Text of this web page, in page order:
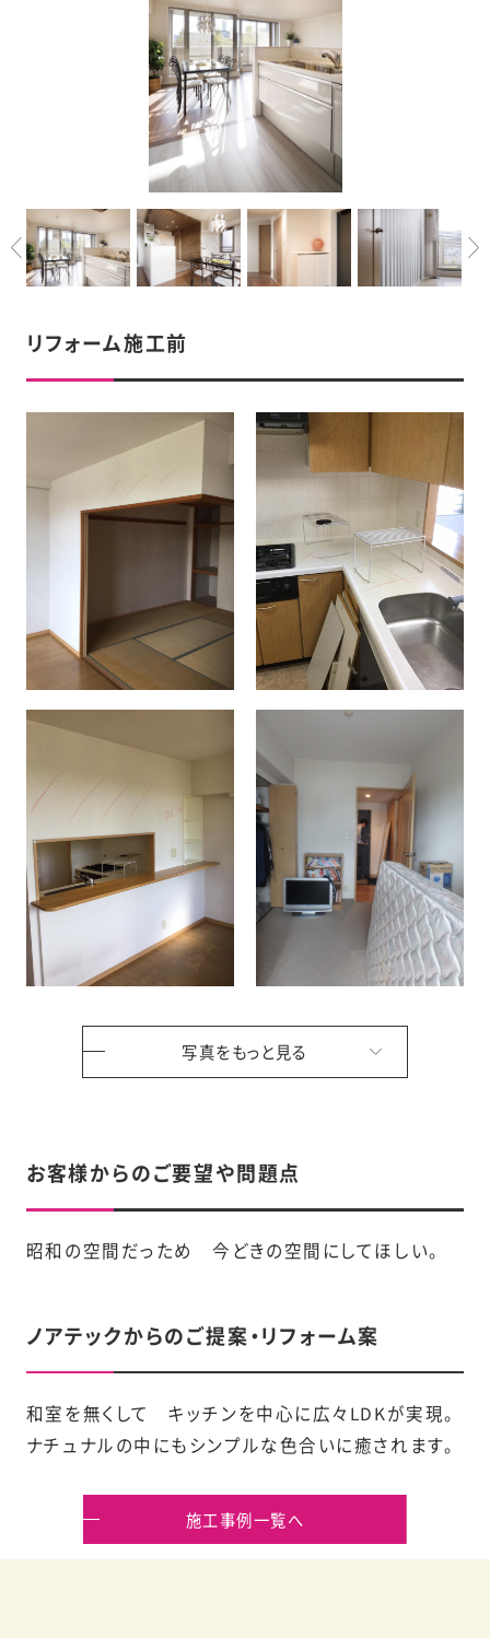
リフォーム施工前
写真をもっと見る
お客様からのご要望や問題点
昭和の空間だっため 今どきの空間にしてほしい。
ノアテックからのご提案・リフォーム案
和室を無くして キッチンを中心に広々LDKが実現。
ナチュナルの中にもシンプルな色合いに癒されます。
施工事例一覧へ